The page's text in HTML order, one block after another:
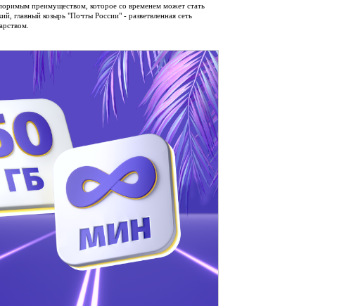
преимуществом, которое со временем может стать
главный козырь "Почты России" - разветвленная сеть